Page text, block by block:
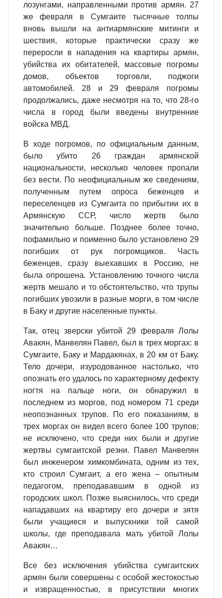
лозунгами, направленными против армян. 27
же февраля в Сумгаите тысячные толпы
вновь вышли на антиармянские митинги и
шествия, которые практически сразу же
переросли в нападения на квартиры армян,
убийства их обитателей, массовые погромы
домов, объектов торговли, поджоги
автомобилей. 28 и 29 февраля погромы
продолжались, даже несмотря на то, что 28-го
числа в город были введены внутренние
войска МВД.
В ходе погромов, по официальным данным,
было убито 26 граждан армянской
национальности, несколько человек пропали
без вести. По неофициальным же сведениям,
полученным путем опроса беженцев и
переселенцев из Сумгаита по прибытии их в
Армянскую ССР, число жертв было
значительно больше. Позднее более точно,
пофамильно и поименно было установлено 29
погибших от рук погромщиков. Часть
беженцев, сразу выехавших в Россию, не
была опрошена. Установлению точного числа
жертв мешало и то обстоятельство, что трупы
погибших увозили в разные морги, в том числе
в Баку и другие населенные пункты.
Так, отец зверски убитой 29 февраля Лолы
Авакян, Манвелян Павел, был в трех моргах: в
Сумгаите, Баку и Мардакянах, в 20 км от Баку.
Тело дочери, изуродованное настолько, что
опознать его удалось по характерному дефекту
ногтя на пальце ноги, он обнаружил в
последнем из моргов, под номером 71 среди
неопознанных трупов. По его показаниям, в
трех моргах он видел всего более 100 трупов;
не исключено, что среди них были и другие
жертвы сумгаитской резни. Павел Манвелян
был инженером химкомбината, одним из тех,
кто строил Сумгаит, а его жена – опытным
педагогом, преподававшим в одной из
городских школ. Позже выяснилось, что среди
нападавших на квартиру его дочери и зятя
были учащиеся и выпускники той самой
школы, где преподавала мать убитой Лолы
Авакян…
Все без исключения убийства сумгаитских
армян были совершены с особой жестокостью
и извращенностью, в присутствии многих